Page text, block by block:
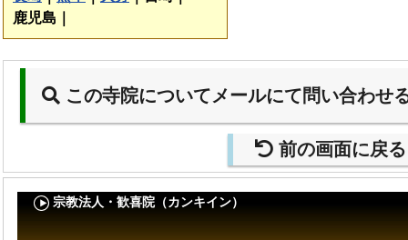
鹿児島｜
この寺院についてメールにて問い合わせ
前の画面に戻る
宗教法人・歓喜院（カンキイン）